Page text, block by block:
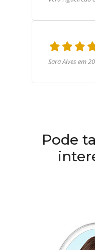
Sara Alves em
Pode